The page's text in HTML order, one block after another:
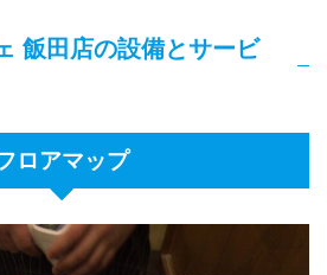
飯田店の設備とサービ
ロアマップ